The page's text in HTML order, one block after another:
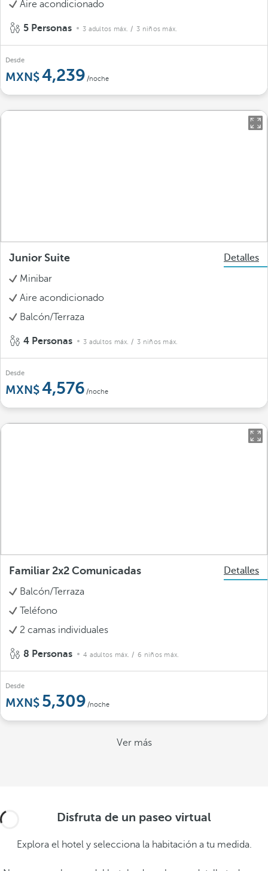
Aire acondicionado
5 Personas 3 adultos máx. / 3 niños máx.
Desde
4,239 /noche
Junior Suite
Detalles
Minibar
Aire acondicionado
Balcón/Terraza
4 Personas 3 adultos máx. / 3 niños máx.
Desde
4,576 /noche
Familiar 2x2 Comunicadas
Detalles
Balcón/Terraza
Teléfono
2 camas individuales
8 Personas 4 adultos máx. / 6 niños máx.
Desde
5,309 /noche
Ver más
Disfruta de un paseo virtual
Explora el hotel y selecciona la habitación a tu medida.